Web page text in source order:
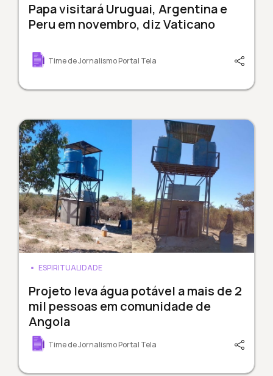
Papa visitará Uruguai, Argentina e
Peru em novembro, diz Vaticano
Time de Jornalismo Portal Tela
ESPIRITUALIDADE
Projeto leva água potável a mais de 2
mil pessoas em comunidade de
Angola
Time de Jornalismo Portal Tela